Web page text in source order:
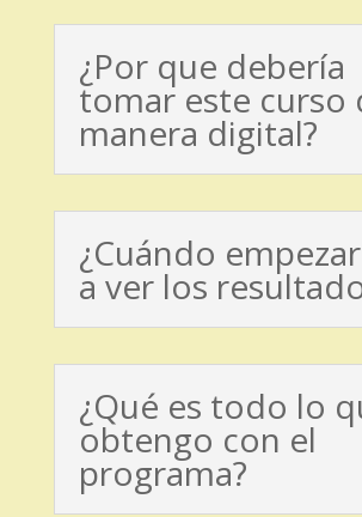
¿Por que debería
tomar este curso
manera digital?
¿Cuándo
a ver los
¿Qué es todo lo
obtengo con el
programa?